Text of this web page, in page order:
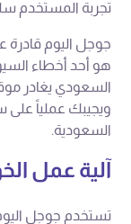
تجربة المستخدم
جوجل اليوم قادرة
هو أحد أخطاء
السعودي يغادر
ويجيبك عملياً
السعودية.
آلية عمل